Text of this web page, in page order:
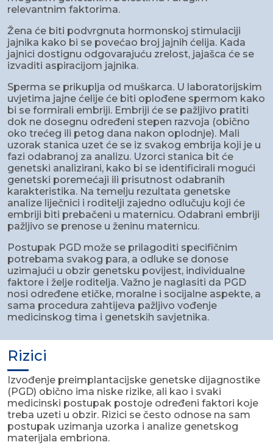
relevantnim faktorima.
Žena će biti podvrgnuta hormonskoj stimulaciji
jajnika kako bi se povećao broj jajnih ćelija. Kada
jajnici dostignu odgovarajuću zrelost, jajašca će se
izvaditi aspiracijom jajnika.
Sperma se prikuplja od muškarca. U laboratorijskim
uvjetima jajne ćelije će biti oplođene spermom kako
bi se formirali embriji. Embriji će se pažljivo pratiti
dok ne dosegnu određeni stepen razvoja (obično
oko trećeg ili petog dana nakon oplodnje). Mali
uzorak stanica uzet će se iz svakog embrija koji je u
fazi odabranoj za analizu. Uzorci stanica bit će
genetski analizirani, kako bi se identificirali mogući
genetski poremećaji ili prisutnost odabranih
karakteristika. Na temelju rezultata genetske
analize liječnici i roditelji zajedno odlučuju koji će
embriji biti prebačeni u maternicu. Odabrani embriji
pažljivo se prenose u ženinu maternicu.
Postupak PGD može se prilagoditi specifičnim
potrebama svakog para, a odluke se donose
uzimajući u obzir genetsku povijest, individualne
faktore i želje roditelja. Važno je naglasiti da PGD
nosi određene etičke, moralne i socijalne aspekte, a
sama procedura zahtijeva pažljivo vođenje
medicinskog tima i genetskih savjetnika.
Rizici
Izvođenje preimplantacijske genetske dijagnostike
(PGD) obično ima niske rizike, ali kao i svaki
medicinski postupak postoje određeni faktori koje
treba uzeti u obzir. Rizici se često odnose na sam
postupak uzimanja uzorka i analize genetskog
materijala embriona.